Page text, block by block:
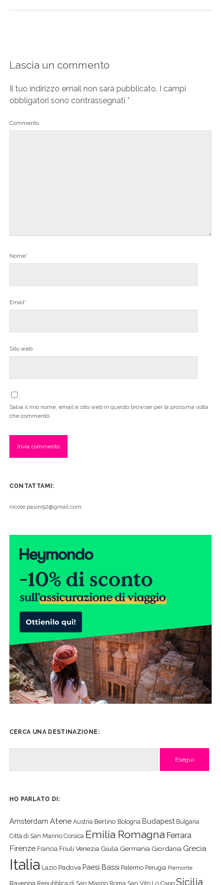
Lascia un commento
Il tuo indirizzo email non sarà pubblicato. I campi
obbligatori sono contrassegnati *
Commento
Nome*
Email*
Sito web
Salva il mio nome, email e sito web in questo browser per la prossima volta
che commento.
CONTATTAMI:
nicole.pasini92@gmail.com
CERCA UNA DESTINAZIONE:
HO PARLATO DI:
Amsterdam Atene Austria Berlino Bologna Budapest Bulgaria
Città di San Marino Corsica Emilia Romagna Ferrara
Firenze Francia Friuli Venezia Giulia Germania Giordania Grecia
Italia Lazio Padova Paesi Bassi Palermo Perugia Piemonte
Ravenna Repubblica di San Marino Roma San Vito Lo Capo Sicilia